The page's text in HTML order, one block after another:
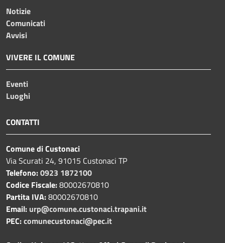
Notizie
Comunicati
Avvisi
VIVERE IL COMUNE
Eventi
Luoghi
CONTATTI
Comune di Custonaci
Via Scurati 24, 91015 Custonaci TP
Telefono:0923 1872100
Codice Fiscale:80002670810
Partita IVA:80002670810
Email: urp@comune.custonaci.trapani.it
PEC:comunecustonaci@pec.it